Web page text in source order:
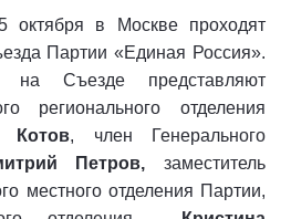
в Москве проходят
Партии «Единая Россия».
на Съезде представляют
регионального отделения
Котов, член Генерального
Петров, заместитель
местного отделения Партии,